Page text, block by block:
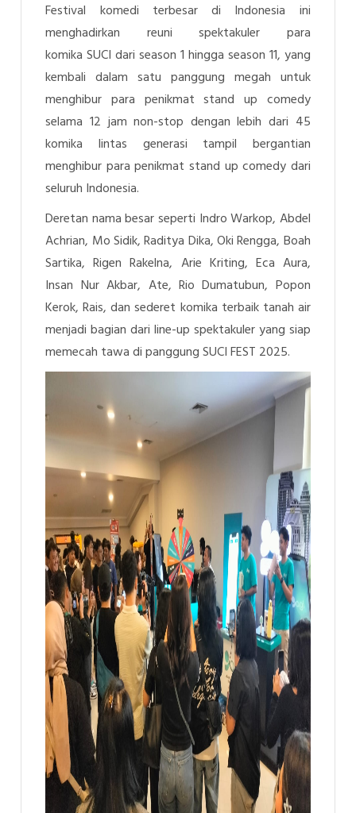
Festival komedi terbesar di Indonesia ini
menghadirkan reuni spektakuler para
komikaSUCI dari season 1 hingga season 11, yang
kembali dalam satu panggung megah untuk
menghibur para penikmat stand up comedy
selama 12 jam non-stop dengan lebih dari 45
komika lintas generasi tampil bergantian
menghibur para penikmat stand up comedy dari
seluruh Indonesia.
Deretan nama besar seperti Indro Warkop, Abdel
Achrian, Mo Sidik, Raditya Dika, Oki Rengga, Boah
Sartika, Rigen Rakelna, Arie Kriting, Eca Aura,
Insan Nur Akbar, Ate, Rio Dumatubun, Popon
Kerok, Rais, dan sederet komika terbaik tanah air
menjadi bagian dari line-up spektakuleryang siap
memecah tawa di panggung SUCI FEST 2025.